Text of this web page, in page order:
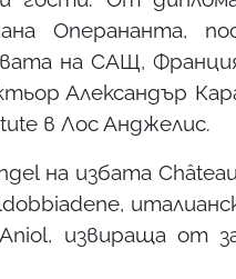
Оперананта,
на САЩ,
Александър
в Лос Анджелис.
на избата
извираща от